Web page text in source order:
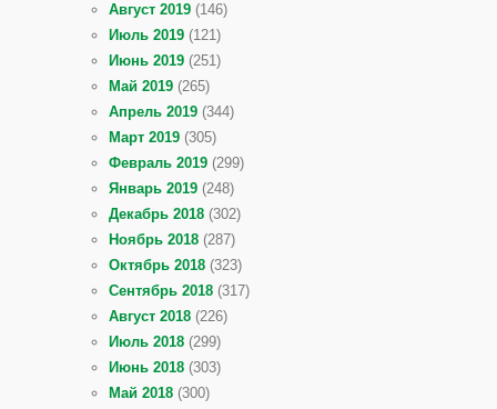
Август 2019 (146)
Июль 2019 (121)
Июнь 2019 (251)
Май 2019 (265)
Апрель 2019 (344)
Март 2019 (305)
Февраль 2019 (299)
Январь 2019 (248)
Декабрь 2018 (302)
Ноябрь 2018 (287)
Октябрь 2018 (323)
Сентябрь 2018 (317)
Август 2018 (226)
Июль 2018 (299)
Июнь 2018 (303)
Май 2018 (300)